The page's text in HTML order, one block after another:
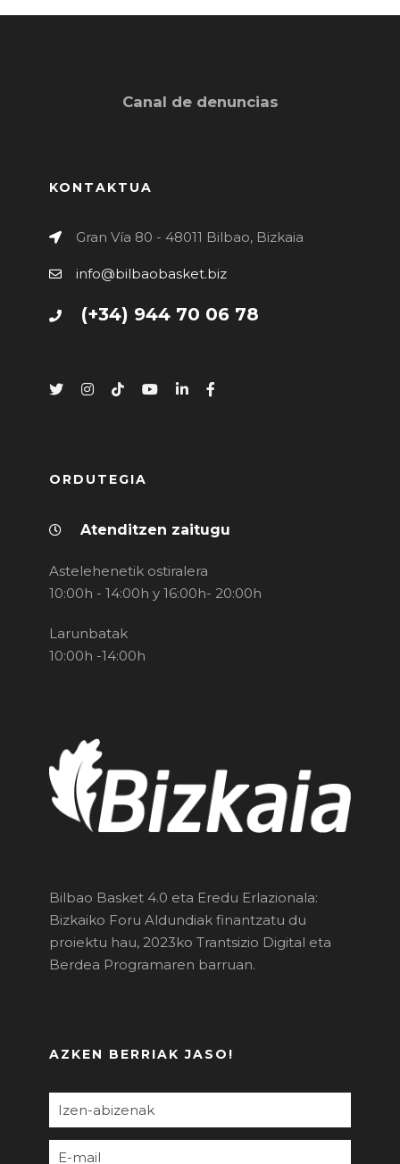
Canal de denuncias
KONTAKTUA
Gran Vía 80 - 48011 Bilbao, Bizkaia
info@bilbaobasket.biz
(+34) 944 70 06 78
ORDUTEGIA
Atenditzen zaitugu
Astelehenetik ostiralera
10:00h - 14:00h y 16:00h- 20:00h
Larunbatak
10:00h -14:00h
Bilbao Basket 4.0 eta Eredu Erlazionala:
Bizkaiko Foru Aldundiak finantzatu du
proiektu hau, 2023ko Trantsizio Digital eta
Berdea Programaren barruan.
AZKEN BERRIAK JASO!